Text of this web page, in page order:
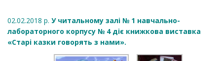
02.02.2018 р. У читальному залі № 1 навчально-
лабораторного корпусу № 4 діє книжкова виставка
«Старі казки говорять з нами».